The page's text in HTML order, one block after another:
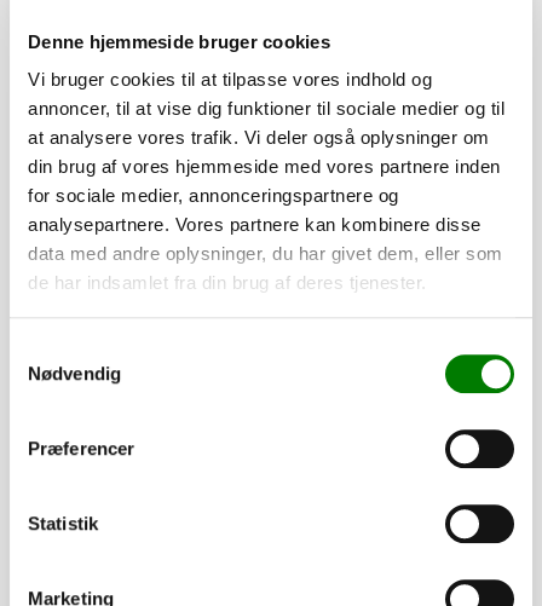
Denne hjemmeside bruger cookies
Vi bruger cookies til at tilpasse vores indhold og
annoncer, til at vise dig funktioner til sociale medier og til
at analysere vores trafik. Vi deler også oplysninger om
din brug af vores hjemmeside med vores partnere inden
for sociale medier, annonceringspartnere og
analysepartnere. Vores partnere kan kombinere disse
data med andre oplysninger, du har givet dem, eller som
de har indsamlet fra din brug af deres tjenester.
Nødvendig
Præferencer
Statistik
Marketing
Dupsko 35x35x1 - sort
10,80kr.ekskl. moms